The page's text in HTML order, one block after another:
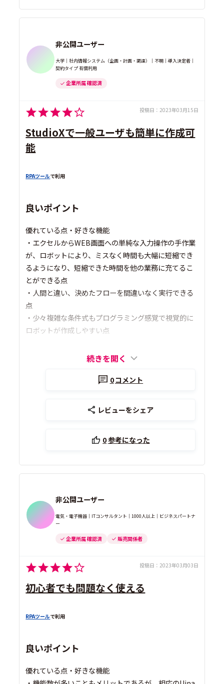
非公開ユーザー
大学｜社内情報システム（企画・計画・調達）｜不明｜導入決定者｜
契約タイプ 有償利用
企業所属 確認済
投稿日： 2023年03月15日
StudioXで一般ユーザも簡単に作成可
能
RPAツールで利用
良いポイント
優れている点・好きな機能
・エクセルからWEB画面への単純な入力操作の手作業
が、ロボットにより、ミスなく時間も大幅に短縮でき
るようになり、短縮できた時間を他の業務に充てるこ
とができる点
・人間と違い、決めたフローを間違いなく実行できる
点
・少々複雑な条件式もプログラミング感覚で視覚的に
ロボットが作成しやすい点
続きを開く
0コメント
レビューをシェア
0参考になった
非公開ユーザー
電気・電子機器｜ITコンサルタント｜1000人以上｜ビジネスパートナ
ー
企業所属 確認済 販売関係者
投稿日： 2023年03月03日
初心者でも問題なく使える
RPAツールで利用
良いポイント
優れている点・好きな機能